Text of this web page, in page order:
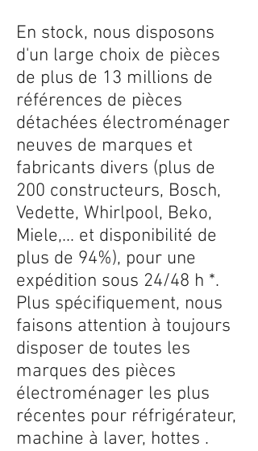
En stock, nous disposons
d'un large choix de pièces
de plus de 13 millions de
références de pièces
détachées électroménager
neuves de marques et
fabricants divers (plus de
200 constructeurs, Bosch,
Vedette, Whirlpool, Beko,
Miele,... et disponibilité de
plus de 94%), pour une
expédition sous 24/48 h *.
Plus spécifiquement, nous
faisons attention à toujours
disposer de toutes les
marques des pièces
électroménager les plus
récentes pour réfrigérateur,
machine à laver, hottes .